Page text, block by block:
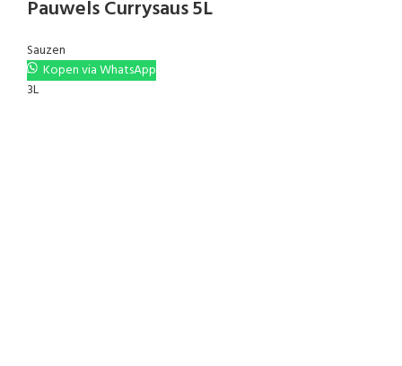
Pauwels Currysaus 5L
Sauzen
Kopen via WhatsApp
3L